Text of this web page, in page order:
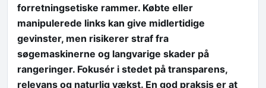
forretningsetiske rammer. Købte eller
manipulerede links kan give midlertidige
gevinster, men risikerer straf fra
søgemaskinerne og langvarige skader på
rangeringer. Fokusér i stedet på transparens,
relevans og naturlig vækst. En god praksis er at